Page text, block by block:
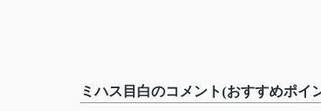
ミハス目白のコメント(おすすめポイ